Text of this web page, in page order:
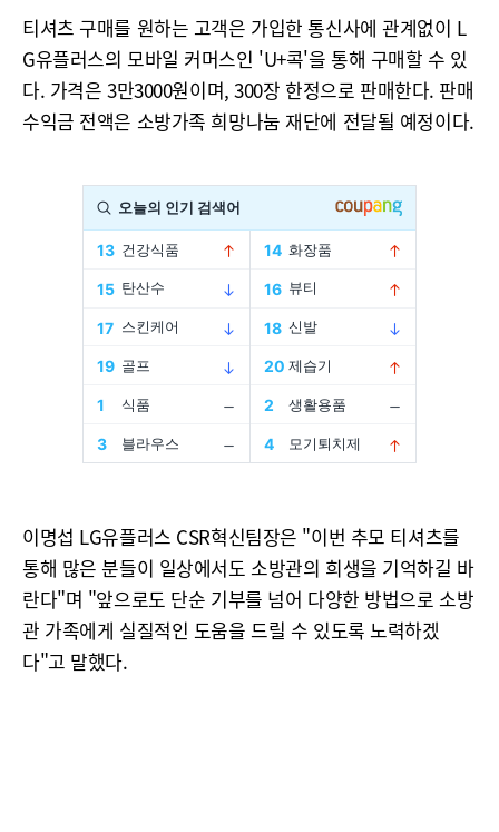
티셔츠 구매를 원하는 고객은 가입한 통신사에 관계없이 L
G유플러스의 모바일 커머스인 'U+콕'을 통해 구매할 수 있
다. 가격은 3만3000원이며, 300장 한정으로 판매한다. 판매
수익금 전액은 소방가족 희망나눔 재단에 전달될 예정이다.
이명섭 LG유플러스 CSR혁신팀장은 "이번 추모 티셔츠를
통해 많은 분들이 일상에서도 소방관의 희생을 기억하길 바
란다"며 "앞으로도 단순 기부를 넘어 다양한 방법으로 소방
관 가족에게 실질적인 도움을 드릴 수 있도록 노력하겠
다"고 말했다.